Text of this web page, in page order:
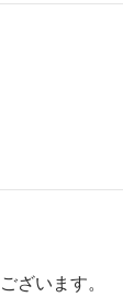
ざいます。